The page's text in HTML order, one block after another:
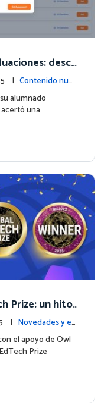
descu
saben
| Contenido nue
alumnado
una
Prize: un hito
| Novedades y ev
el apoyo de Owl
Prize